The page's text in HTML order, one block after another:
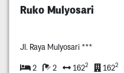
Ruko Mulyosari
Jl. Raya Mulyosari ***
2 2 1622 1622